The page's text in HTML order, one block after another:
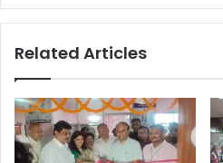
Related Articles